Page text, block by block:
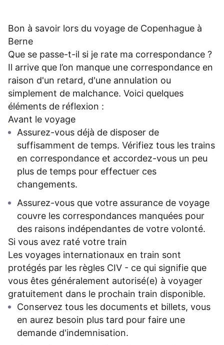
Bon à savoir lors du voyage de Copenhague à
Berne
Que se passe-t-il si je rate ma correspondance ?
Il arrive que l’on manque une correspondance en
raison d'un retard, d'une annulation ou
simplement de malchance. Voici quelques
éléments de réflexion :
Avant le voyage
Assurez-vous déjà de disposer de
suffisamment de temps. Vérifiez tous les trains
en correspondance et accordez-vous un peu
plus de temps pour effectuer ces
changements.
Assurez-vous que votre assurance de voyage
couvre les correspondances manquées pour
des raisons indépendantes de votre volonté.
Si vous avez raté votre train
Les voyages internationaux en train sont
protégés par les règles CIV - ce qui signifie que
vous êtes généralement autorisé(e) à voyager
gratuitement dans le prochain train disponible.
Conservez tous les documents et billets, vous
en aurez besoin plus tard pour faire une
demande d'indemnisation.